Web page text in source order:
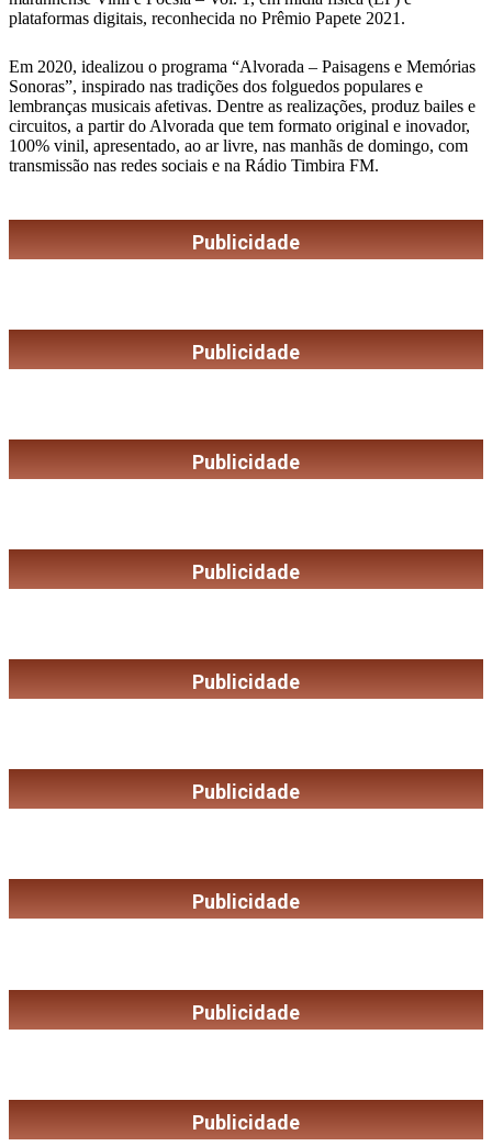
plataformas digitais, reconhecida no Prêmio Papete 2021.
Em 2020, idealizou o programa “Alvorada – Paisagens e Memórias
Sonoras”, inspirado nas tradições dos folguedos populares e
lembranças musicais afetivas. Dentre as realizações, produz bailes e
circuitos, a partir do Alvorada que tem formato original e inovador,
100% vinil, apresentado, ao ar livre, nas manhãs de domingo, com
transmissão nas redes sociais e na Rádio Timbira FM.
Publicidade
Publicidade
Publicidade
Publicidade
Publicidade
Publicidade
Publicidade
Publicidade
Publicidade